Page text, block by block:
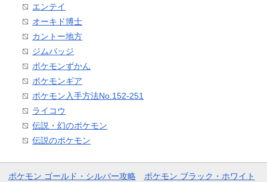
エンテイ
オーキド博士
カントー地方
ジムバッジ
ポケモンずかん
ポケモンギア
ポケモン入手方法No.152-251
ライコウ
伝説・幻のポケモン
伝説のポケモン
ポケモン ゴールド・シルバー攻略
ポケモン ブラック・ホワイト